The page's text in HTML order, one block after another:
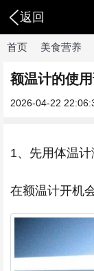
返回
首页 美食营养
额温计的使
2026-04-22
1、先用体温计
在额温计开机